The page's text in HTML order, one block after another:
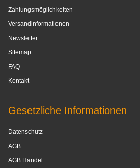
Zahlungsmöglichkeiten
Versandinformationen
Newsletter
Sitemap
FAQ
Kontakt
Gesetzliche Informationen
Datenschutz
AGB
AGB Handel